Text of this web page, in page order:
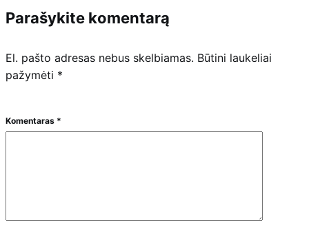
Parašykite komentarą
El. pašto adresas nebus skelbiamas. Būtini laukeliai
pažymėti *
Komentaras *